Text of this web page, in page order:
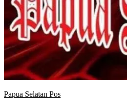
Papua Selatan Pos